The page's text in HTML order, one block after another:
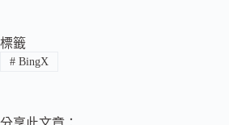
標籤
#BingX